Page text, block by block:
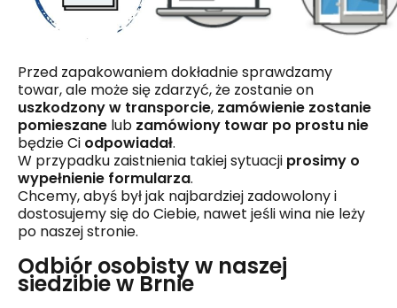
Przed zapakowaniem dokładnie sprawdzamy
towar, ale może się zdarzyć, że zostanie on
uszkodzony w transporcie, zamówienie zostanie
pomieszane lub zamówiony towar po prostu nie
będzie Ci odpowiadał.
W przypadku zaistnienia takiej sytuacji prosimy o
wypełnienie formularza.
Chcemy, abyś był jak najbardziej zadowolony i
dostosujemy się do Ciebie, nawet jeśli wina nie leży
po naszej stronie.
Odbiór osobisty w naszej
siedzibie w Brnie